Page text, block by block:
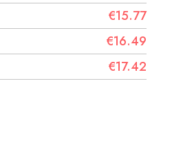
€15.77
€16.49
€17.42